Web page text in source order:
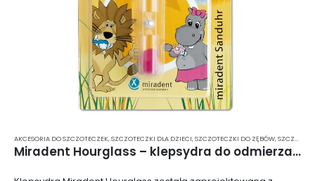
AKCESORIA DO SZCZOTECZEK,SZCZOTECZKI DLA DZIECI,SZCZOTECZKI DO ZĘBÓW,SZCZOTECZKI MANUALNE
Miradent Hourglass – klepsydra do odmierzania czasu mycia zębów